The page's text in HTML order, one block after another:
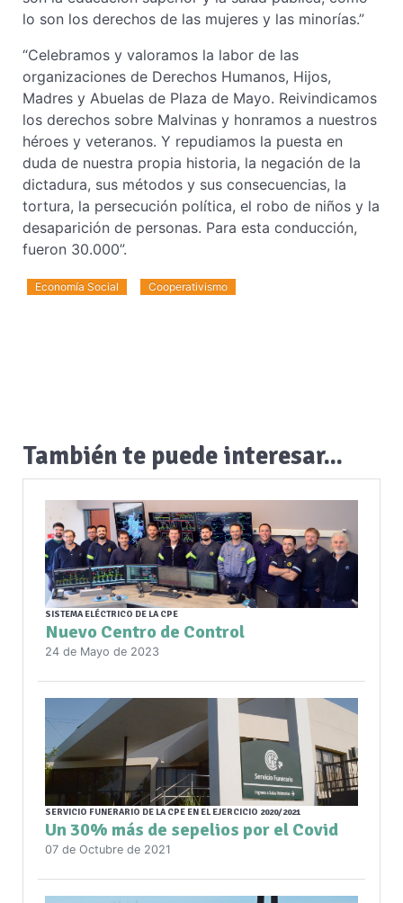
lo son los derechos de las mujeres y las minorías.”
“Celebramos y valoramos la labor de las
organizaciones de Derechos Humanos, Hijos,
Madres y Abuelas de Plaza de Mayo. Reivindicamos
los derechos sobre Malvinas y honramos a nuestros
héroes y veteranos. Y repudiamos la puesta en
duda de nuestra propia historia, la negación de la
dictadura, sus métodos y sus consecuencias, la
tortura, la persecución política, el robo de niños y la
desaparición de personas. Para esta conducción,
fueron 30.000”.
Economía Social Cooperativismo
También te puede interesar...
SISTEMA ELÉCTRICO DE LA CPE
Nuevo Centro de Control
24 de Mayo de 2023
SERVICIO FUNERARIO DE LA CPE EN EL EJERCICIO 2020/2021
Un 30% más de sepelios por el Covid
07 de Octubre de 2021